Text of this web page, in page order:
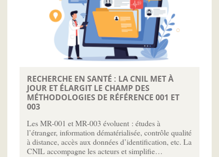
RECHERCHE EN SANTÉ : LA CNIL MET À
JOUR ET ÉLARGIT LE CHAMP DES
MÉTHODOLOGIES DE RÉFÉRENCE 001 ET
003
Les MR-001 et MR-003 évoluent : études à
l’étranger, information dématérialisée, contrôle qualité
à distance, accès aux données d’identification, etc. La
CNIL accompagne les acteurs et simplifie…